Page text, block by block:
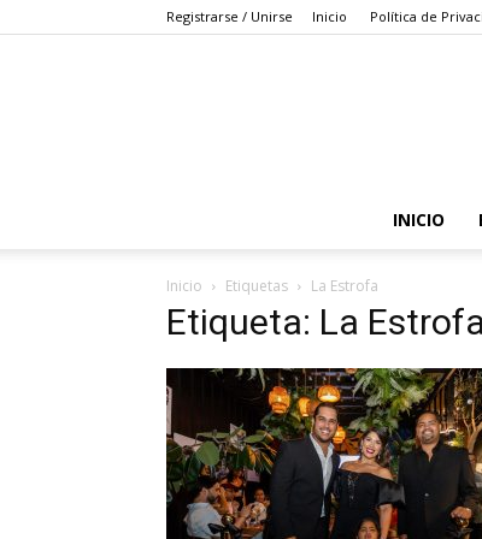
Registrarse / Unirse Inicio Política de
INICIO
Inicio Etiquetas La Estrofa
Etiqueta: La